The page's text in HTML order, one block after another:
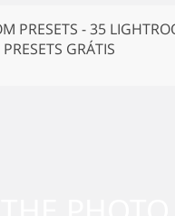
PRESETS - 35
PRESETS GRÁTIS